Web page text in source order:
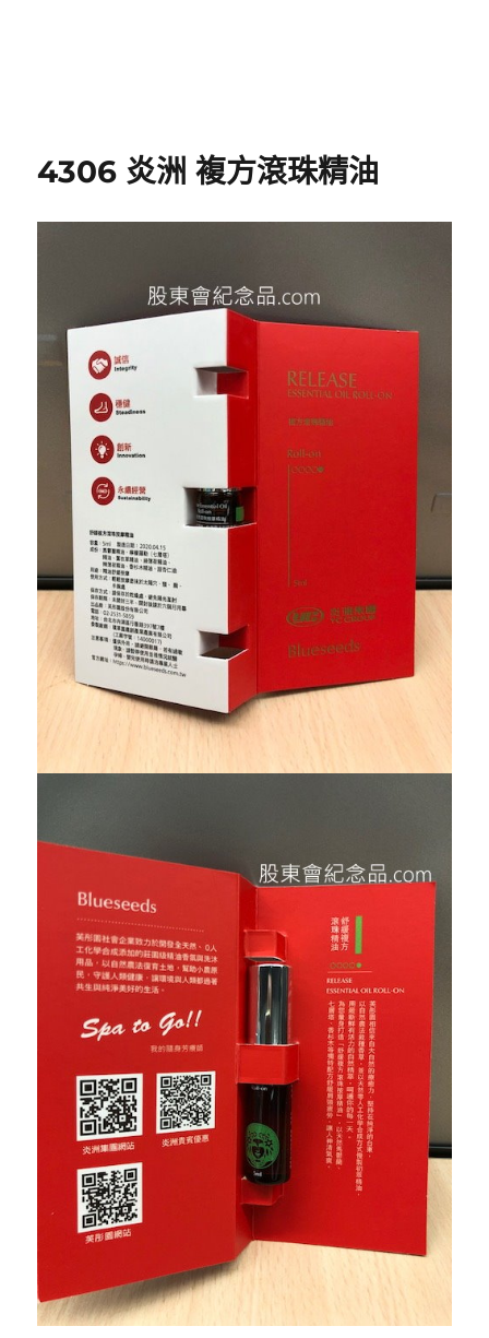
4306 炎洲 複方滾珠精油